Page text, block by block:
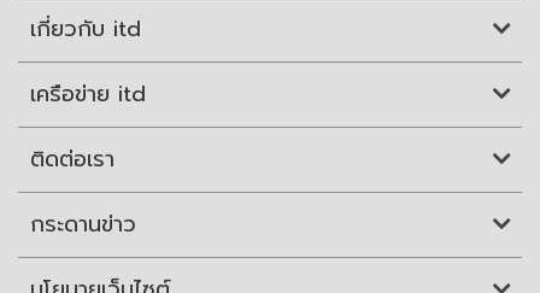
เกี่ยวกับ itd
เครือข่าย itd
ติดต่อเรา
กระดานข่าว